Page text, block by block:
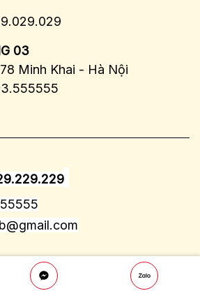
03
Minh Khai - Hà Nội